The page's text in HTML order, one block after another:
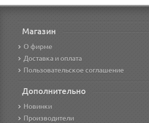
Магазин
О фирме
Доставка и оплата
Пользовательское соглашение
Дополнительно
Новинки
Производители